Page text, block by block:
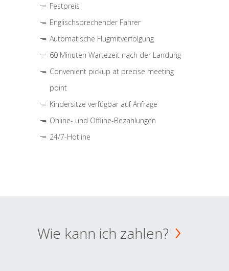
Festpreis
Englischsprechender Fahrer
Automatische Flugmitverfolgung
60 Minuten Wartezeit nach der Landung
Convenient pickup at precise meeting
point
Kindersitze verfügbar auf Anfrage
Online- und Offline-Bezahlungen
24/7-Hotline
Wie kann ich zahlen?